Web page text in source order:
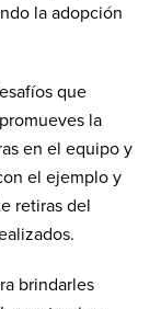
la adopción
que
la
en el equipo y
el ejemplo y
retiras del
brindarles